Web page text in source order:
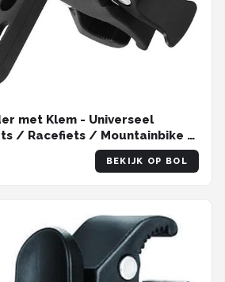
met Klem - Universeel
/ Racefiets / Mountainbike /
- Flessen / Beker Houder
BEKIJK OP BOL